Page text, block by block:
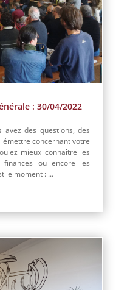
: 30/04/2022
des questions, des
émettre concernant votre
mieux connaître les
finances ou encore les
le moment : ...